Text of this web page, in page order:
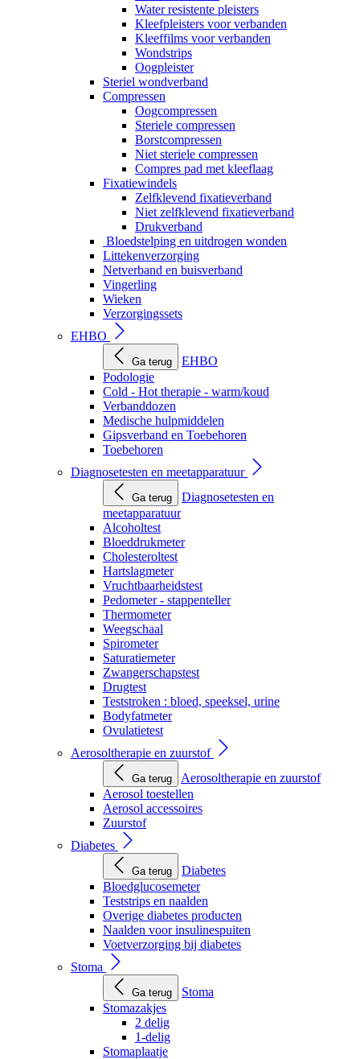
Water resistente pleisters
Kleefpleisters voor verbanden
Kleeffilms voor verbanden
Wondstrips
Oogpleister
Steriel wondverband
Compressen
Oogcompressen
Steriele compressen
Borstcompressen
Niet steriele compressen
Compres pad met kleeflaag
Fixatiewindels
Zelfklevend fixatieverband
Niet zelfklevend fixatieverband
Drukverband
Bloedstelping en uitdrogen wonden
Littekenverzorging
Netverband en buisverband
Vingerling
Wieken
Verzorgingssets
EHBO
Ga terug
EHBO
Podologie
Cold - Hot therapie - warm/koud
Verbanddozen
Medische hulpmiddelen
Gipsverband en Toebehoren
Toebehoren
Diagnosetesten en meetapparatuur
Ga terug
Diagnosetesten en
meetapparatuur
Alcoholtest
Bloeddrukmeter
Cholesteroltest
Hartslagmeter
Vruchtbaarheidstest
Pedometer - stappenteller
Thermometer
Weegschaal
Spirometer
Saturatiemeter
Zwangerschapstest
Drugtest
Teststroken : bloed, speeksel, urine
Bodyfatmeter
Ovulatietest
Aerosoltherapie en zuurstof
Ga terug
Aerosoltherapie en zuurstof
Aerosol toestellen
Aerosol accessoires
Zuurstof
Diabetes
Ga terug
Diabetes
Bloedglucosemeter
Teststrips en naalden
Overige diabetes producten
Naalden voor insulinespuiten
Voetverzorging bij diabetes
Stoma
Ga terug
Stoma
Stomazakjes
2 delig
1-delig
Stomaplaatje